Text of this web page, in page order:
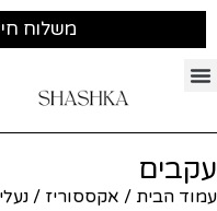
משלוח חינם
עקבים
עמוד הבית / אקססוריז /